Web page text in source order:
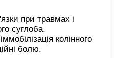
при травмах і
суглоба.
колінного
болю.